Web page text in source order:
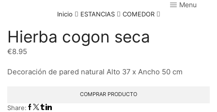
Menu
Inicio ESTANCIAS COMEDOR
Hierba cogon seca
€8.95
Decoración de pared natural Alto 37 x Ancho 50 cm
COMPRAR PRODUCTO
Share: